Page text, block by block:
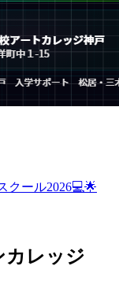
クール2026💻🌟
カレッジ